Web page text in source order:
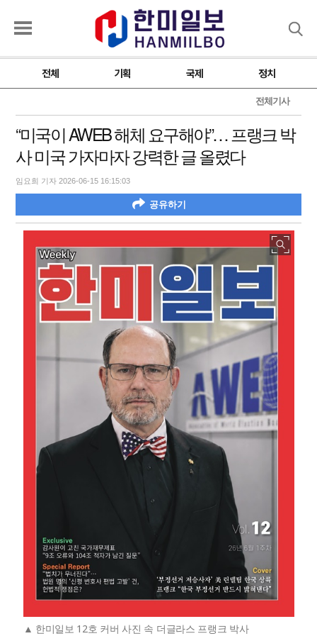
전체 기획 국제 정치
전체기사
“미국이 AWEB 해체 요구해야”… 프랭크 박
사 미국 가자마자 강력한 글 올렸다
임요희 기자 2026-06-15 16:15:03
공유하기
한미일보 12호 커버 사진 속 더글라스 프랭크 박사